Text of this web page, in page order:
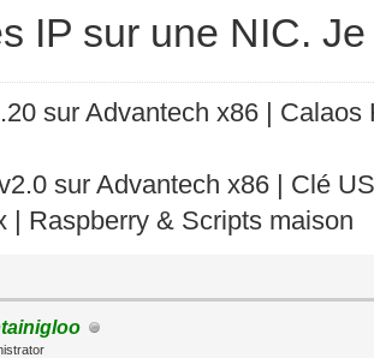
IP sur une NIC.
sur Advantech x86 |
sur Advantech x86 | Clé
| Raspberry & Scripts maison